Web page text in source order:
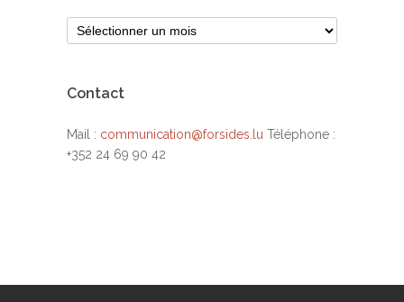
Contact
Mail : communication@forsides.lu Téléphone :
+352 24 69 90 42